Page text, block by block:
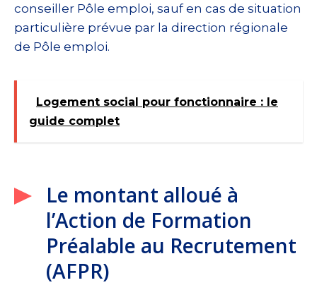
conseiller Pôle emploi, sauf en cas de situation
particulière prévue par la direction régionale
de Pôle emploi.
Logement social pour fonctionnaire : le
guide complet
Le montant alloué à
l’Action de Formation
Préalable au Recrutement
(AFPR)